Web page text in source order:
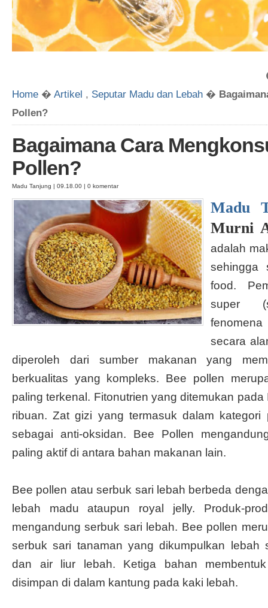
Home � Artikel , Seputar Madu dan Lebah �
Pollen?
Bagaimana Cara
Pollen?
Madu Tanjung | 09.18.00 | 0 komentar
Madu
Murni
adalah
sehingga
food.
super
secara
diperoleh dari sumber makanan yang
berkualitas yang kompleks. Bee pollen
paling terkenal. Fitonutrien yang ditemukan
ribuan. Zat gizi yang termasuk dalam kategori
sebagai anti-oksidan. Bee Pollen
paling aktif di antara bahan makanan lain.
Bee pollen atau serbuk sari lebah berbeda
lebah madu ataupun royal jelly. Produk-
mengandung serbuk sari lebah. Bee pollen
serbuk sari tanaman yang dikumpulkan lebah
dan air liur lebah. Ketiga bahan
disimpan di dalam kantung pada kaki lebah.